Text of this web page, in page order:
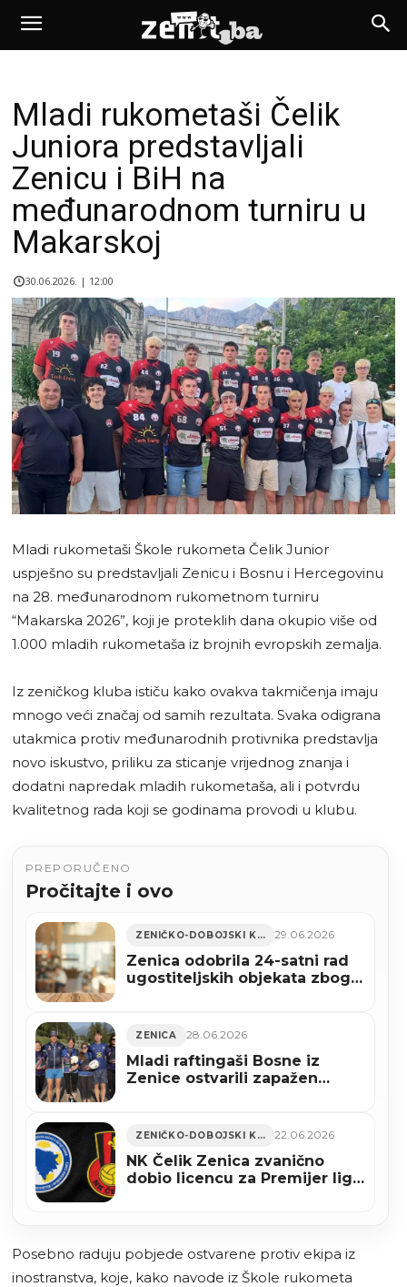
Mladi rukometaši Čelik
Juniora predstavljali
Zenicu i BiH na
međunarodnom turniru u
Makarskoj
30.06.2026. | 12:00
Mladi rukometaši Škole rukometa Čelik Junior
uspješno su predstavljali Zenicu i Bosnu i Hercegovinu
na 28. međunarodnom rukometnom turniru
“Makarska 2026”, koji je proteklih dana okupio više od
1.000 mladih rukometaša iz brojnih evropskih zemalja.
Iz zeničkog kluba ističu kako ovakva takmičenja imaju
mnogo veći značaj od samih rezultata. Svaka odigrana
utakmica protiv međunarodnih protivnika predstavlja
novo iskustvo, priliku za sticanje vrijednog znanja i
dodatni napredak mladih rukometaša, ali i potvrdu
kvalitetnog rada koji se godinama provodi u klubu.
PREPORUČENO
Pročitajte i ovo
ZENIČKO-DOBOJSKI KANTON 29.06.2026
Zenica odobrila 24-satni rad
ugostiteljskih objekata zbog
ZENICA 28.06.2026
Mladi raftingaši Bosne iz
Zenice ostvarili zapažen
ZENIČKO-DOBOJSKI KANTON 22.06.2026
NK Čelik Zenica zvanično
dobio licencu za Premijer ligu
Posebno raduju pobjede ostvarene protiv ekipa iz
inostranstva, koje, kako navode iz Škole rukometa